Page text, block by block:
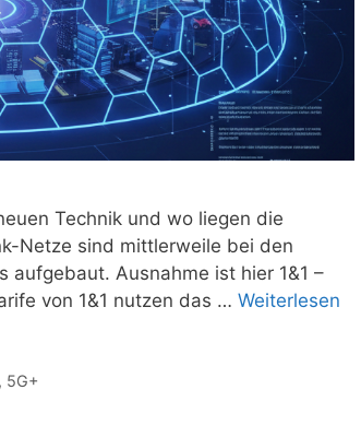
Technik und wo liegen die
Netze sind mittlerweile bei den
Ausnahme ist hier 1&1 –
von 1&1 nutzen das … Weiterlesen
5G+